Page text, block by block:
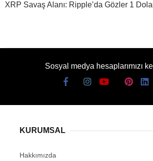
XRP Savaş Alanı: Ripple’da Gözler 1
Sosyal medya hesaplarımızı
KURUMSAL
Hakkımızda